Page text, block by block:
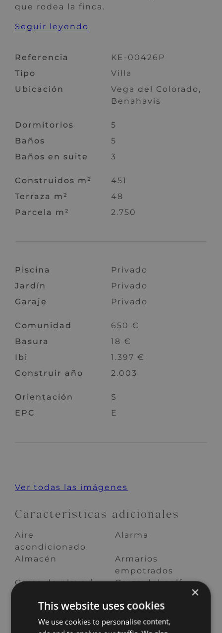
que rodea la finca.
Seguir leyendo
Referencia
KE-00426P
Tipo
Villa
Ubicación
Vega del Colorado,
Benahavis
Dormitorios
5
Baños
5
Baños en suite
3
Construidos m²
451
Terraza m²
48
Parcela m²
2.750
Piscina
Privado
Jardín
Privado
Garaje
Privado
Comunidad
650 €
Basura
18 €
Ibi
1.397 €
Construir año
2.003
Orientación
S
EPC
E
Ver todas las imágenes
Características adicionales
Aire
acondicionado
Alarma
Almacén
Armarios
empotrados
Cerca de playa /
Cerca del golf
Chimenea
Cocina totalmente
equipada
Comunidad
Excelente estado
×
This website uses cookies
We use cookies to personalise content,